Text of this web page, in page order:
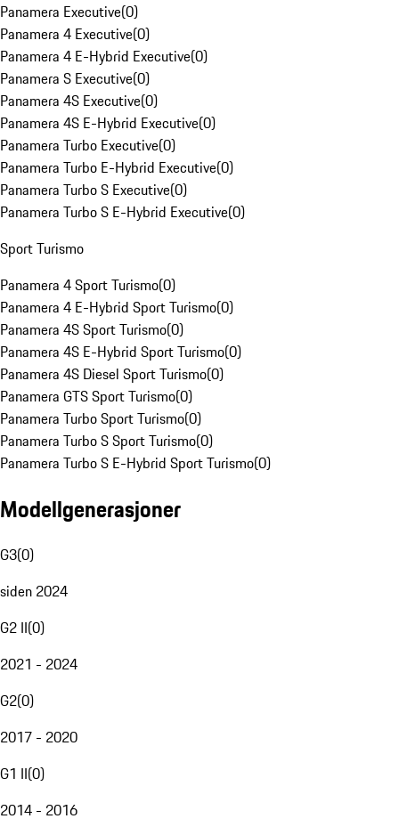
Panamera Executive(0)
Panamera 4 Executive(0)
Panamera 4 E-Hybrid Executive(0)
Panamera S Executive(0)
Panamera 4S Executive(0)
Panamera 4S E-Hybrid Executive(0)
Panamera Turbo Executive(0)
Panamera Turbo E-Hybrid Executive(0)
Panamera Turbo S Executive(0)
Panamera Turbo S E-Hybrid Executive(0)
Sport Turismo
Panamera 4 Sport Turismo(0)
Panamera 4 E-Hybrid Sport Turismo(0)
Panamera 4S Sport Turismo(0)
Panamera 4S E-Hybrid Sport Turismo(0)
Panamera 4S Diesel Sport Turismo(0)
Panamera GTS Sport Turismo(0)
Panamera Turbo Sport Turismo(0)
Panamera Turbo S Sport Turismo(0)
Panamera Turbo S E-Hybrid Sport Turismo(0)
Modellgenerasjoner
G3(0)
siden 2024
G2 II(0)
2021 - 2024
G2(0)
2017 - 2020
G1 II(0)
2014 - 2016